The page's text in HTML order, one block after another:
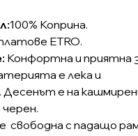
100% Коприна.
ETRO.
Конфортна и приятна
е лека и
Десенът е на
свободна с падащо